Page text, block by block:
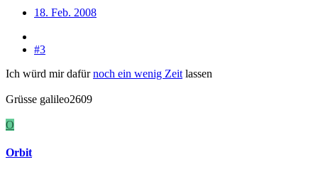
18. Feb. 2008
#3
Ich würd mir dafürnoch ein wenig Zeit lassen
Grüsse galileo2609
O
Orbit